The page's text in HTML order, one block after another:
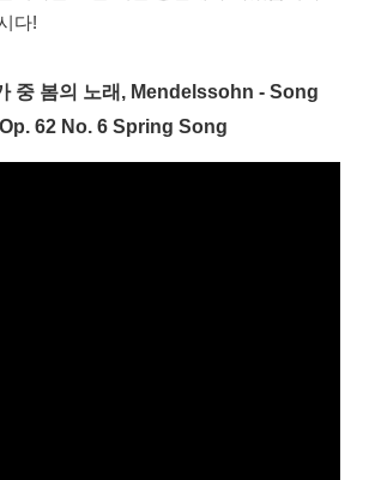
다!
중 봄의 노래, Mendelssohn - Song
62 No. 6 Spring Song